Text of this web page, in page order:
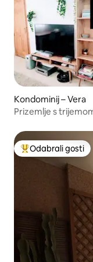
Kondominij – Vera
Prizemlje s
Među najviše
Odabrali gosti